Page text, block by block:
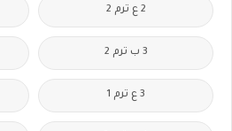
2 ع ترم 2
3 ب ترم 2
3 ع ترم 1